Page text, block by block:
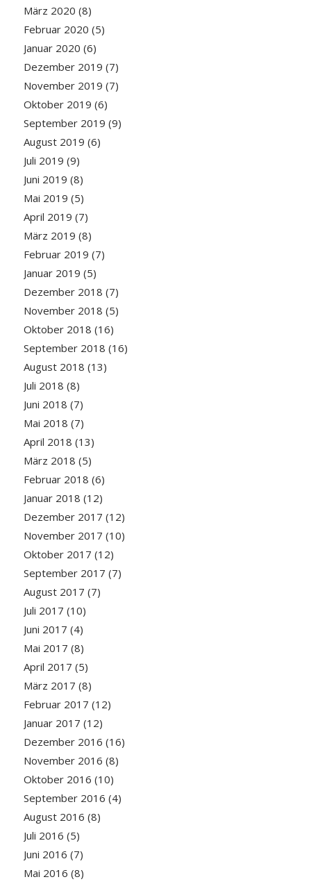
März 2020 (8)
Februar 2020 (5)
Januar 2020 (6)
Dezember 2019 (7)
November 2019 (7)
Oktober 2019 (6)
September 2019 (9)
August 2019 (6)
Juli 2019 (9)
Juni 2019 (8)
Mai 2019 (5)
April 2019 (7)
März 2019 (8)
Februar 2019 (7)
Januar 2019 (5)
Dezember 2018 (7)
November 2018 (5)
Oktober 2018 (16)
September 2018 (16)
August 2018 (13)
Juli 2018 (8)
Juni 2018 (7)
Mai 2018 (7)
April 2018 (13)
März 2018 (5)
Februar 2018 (6)
Januar 2018 (12)
Dezember 2017 (12)
November 2017 (10)
Oktober 2017 (12)
September 2017 (7)
August 2017 (7)
Juli 2017 (10)
Juni 2017 (4)
Mai 2017 (8)
April 2017 (5)
März 2017 (8)
Februar 2017 (12)
Januar 2017 (12)
Dezember 2016 (16)
November 2016 (8)
Oktober 2016 (10)
September 2016 (4)
August 2016 (8)
Juli 2016 (5)
Juni 2016 (7)
Mai 2016 (8)